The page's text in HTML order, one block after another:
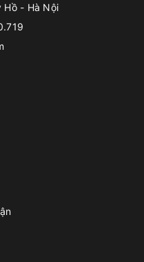
Hồ - Hà Nội